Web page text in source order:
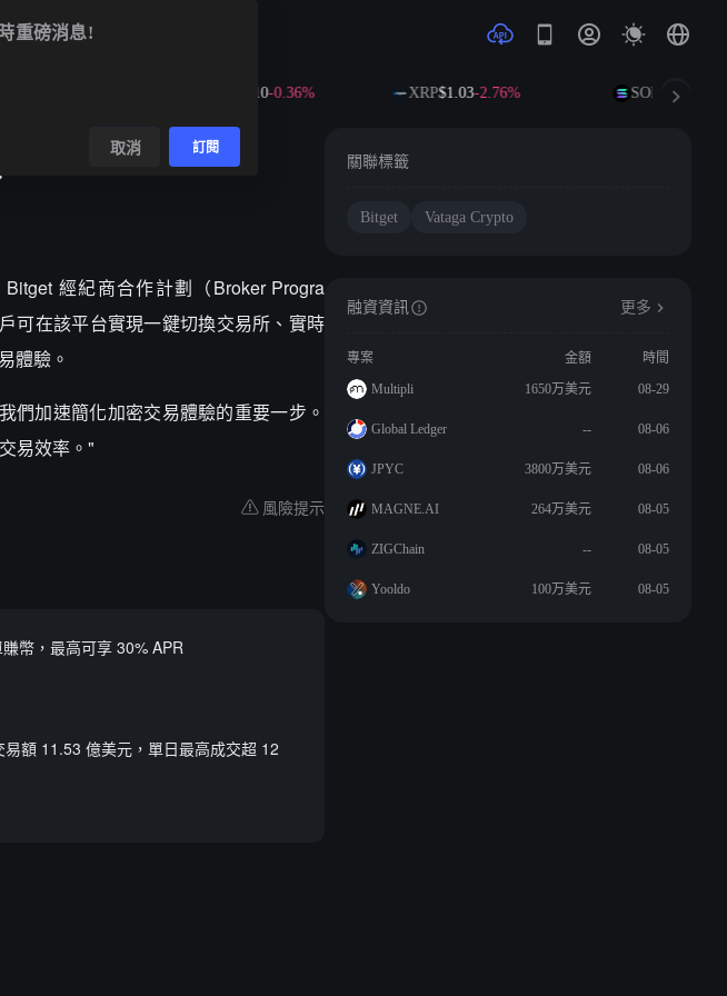
$591.10-0.36% XRP$1.03-2.76% SOL $72.39
經紀商合作計劃（Broker Progra
可在該平台實現一鍵切換交易所、實時
體驗。
們加速簡化加密交易體驗的重要一步。
易效率。"
風險提示
幣，最高可享 30% APR
額 11.53 億美元，單日最高成交超 12
關聯標籤
Bitget Vataga Crypto
融資資訊 更多
專案 金額
時間
Multipli
1650万美元 08-29
Global Ledger -- 08-06
JPYC 3800万美元 08-06
MAGNE.AI 264万美元 08-05
ZIGChain -- 08-05
Yooldo 100万美元 08-05
重磅消息!
取消 訂閱